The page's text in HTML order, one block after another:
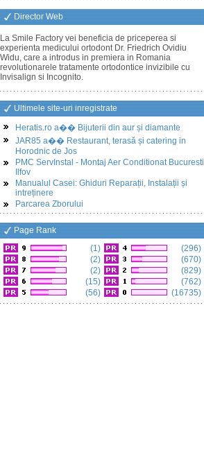
Director Web
La Smile Factory vei beneficia de priceperea si
experienta medicului ortodont Dr. Friedrich Ovidiu
Widu, care a introdus in premiera in Romania
revolutionarele tratamente ortodontice invizibile cu
Invisalign si Incognito.
Ultimele site-uri inregistrate
Heratis.ro a�� Bijuterii din aur și diamante
JAR85 a�� Restaurant, terasă și catering in
Horodnic de Jos
PMC ServInstal - Montaj Aer Conditionat Bucuresti
Ilfov
Manualul Casei: Ghiduri Reparații, Instalații și
intreținere
Parcarea Zborului
Page Rank
(1)
(2)
(2)
(15)
(56)
(296)
(670)
(829)
(762)
(16735)